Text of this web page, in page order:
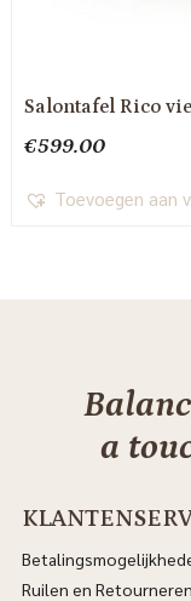
Salontafel Rico
€599.00
Toevoegen aan
a
Ruilen en Retourneren